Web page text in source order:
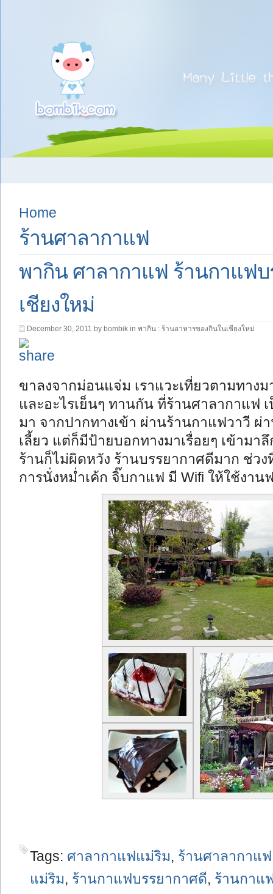
Home
ร้านศาลากาแฟ
พากิน ศาลากาแฟ ร้านกาแฟ
เชียงใหม่
December 30, 2011 by bombik in พากิน : ร้านอาหารของกินในเชียงใหม่
ขาลงจากม่อนแจ่ม เราแวะเที่ยวตามทาง
และอะไรเย็นๆ ทานกัน ที่ร้านศาลากาแฟ
มา จากปากทางเข้า ผ่านร้านกาแฟวาวี ผ่
เลี้ยว แต่ก็มีป้ายบอกทางมาเรื่อยๆ เข้ามา
ร้านก็ไม่ผิดหวัง ร้านบรรยากาศดีมาก ช่ว
การนั่งหม่ำเค้ก จิ๊บกาแฟ มี Wifi ให้ใช้งาน
Tags: ศาลากาแฟแม่ริม, ร้านศาลากาแฟ
แม่ริม, ร้านกาแฟบรรยากาศดี, ร้านกาแ